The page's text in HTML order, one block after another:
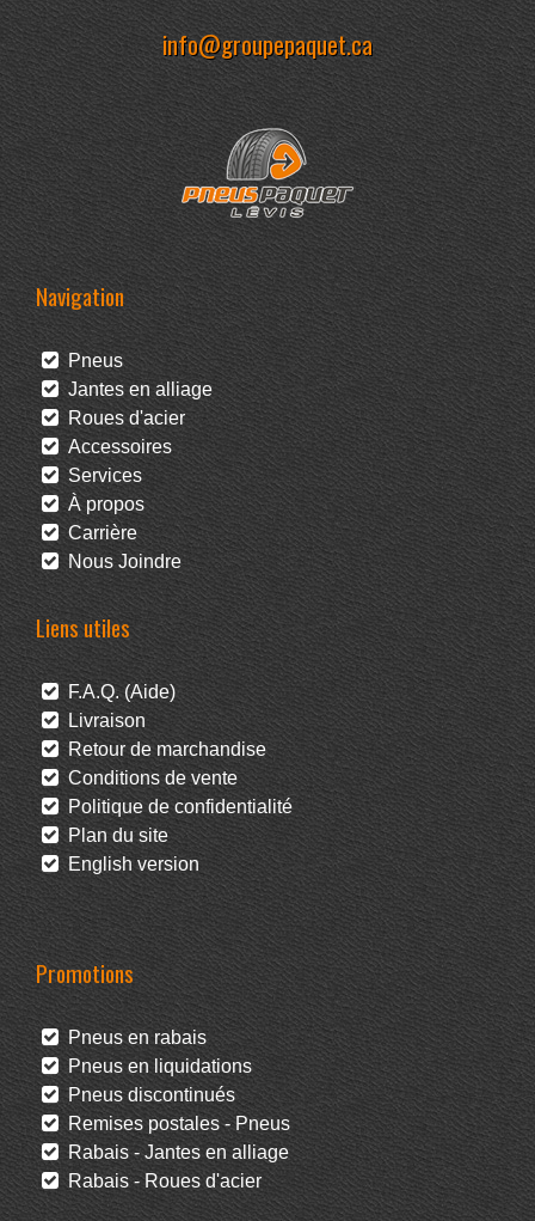
info@groupepaquet.ca
Navigation
Pneus
Jantes en alliage
Roues d'acier
Accessoires
Services
À propos
Carrière
Nous Joindre
Liens utiles
F.A.Q. (Aide)
Livraison
Retour de marchandise
Conditions de vente
Politique de confidentialité
Plan du site
English version
Promotions
Pneus en rabais
Pneus en liquidations
Pneus discontinués
Remises postales - Pneus
Rabais - Jantes en alliage
Rabais - Roues d'acier